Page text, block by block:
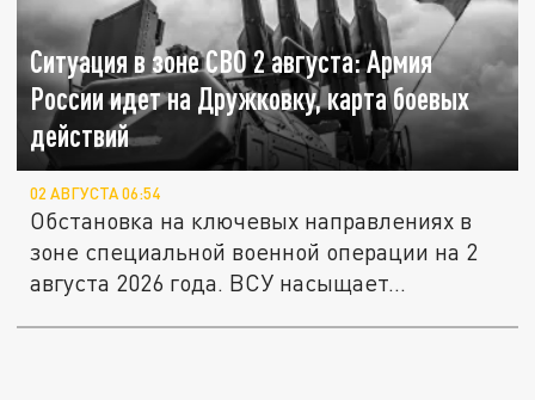
Ситуация в зоне СВО 2 августа: Армия
России идет на Дружковку, карта боевых
действий
02 АВГУСТА 06:54
Обстановка на ключевых направлениях в
зоне специальной военной операции на 2
августа 2026 года. ВСУ насыщает...